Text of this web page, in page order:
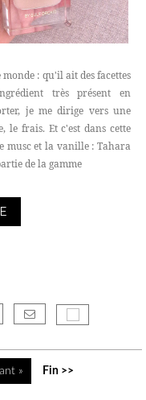
: qu'il ait des facettes
très présent en
je me dirige vers une
le frais. Et c'est dans cette
musc et la vanille : Tahara
de la gamme
» Fin >>